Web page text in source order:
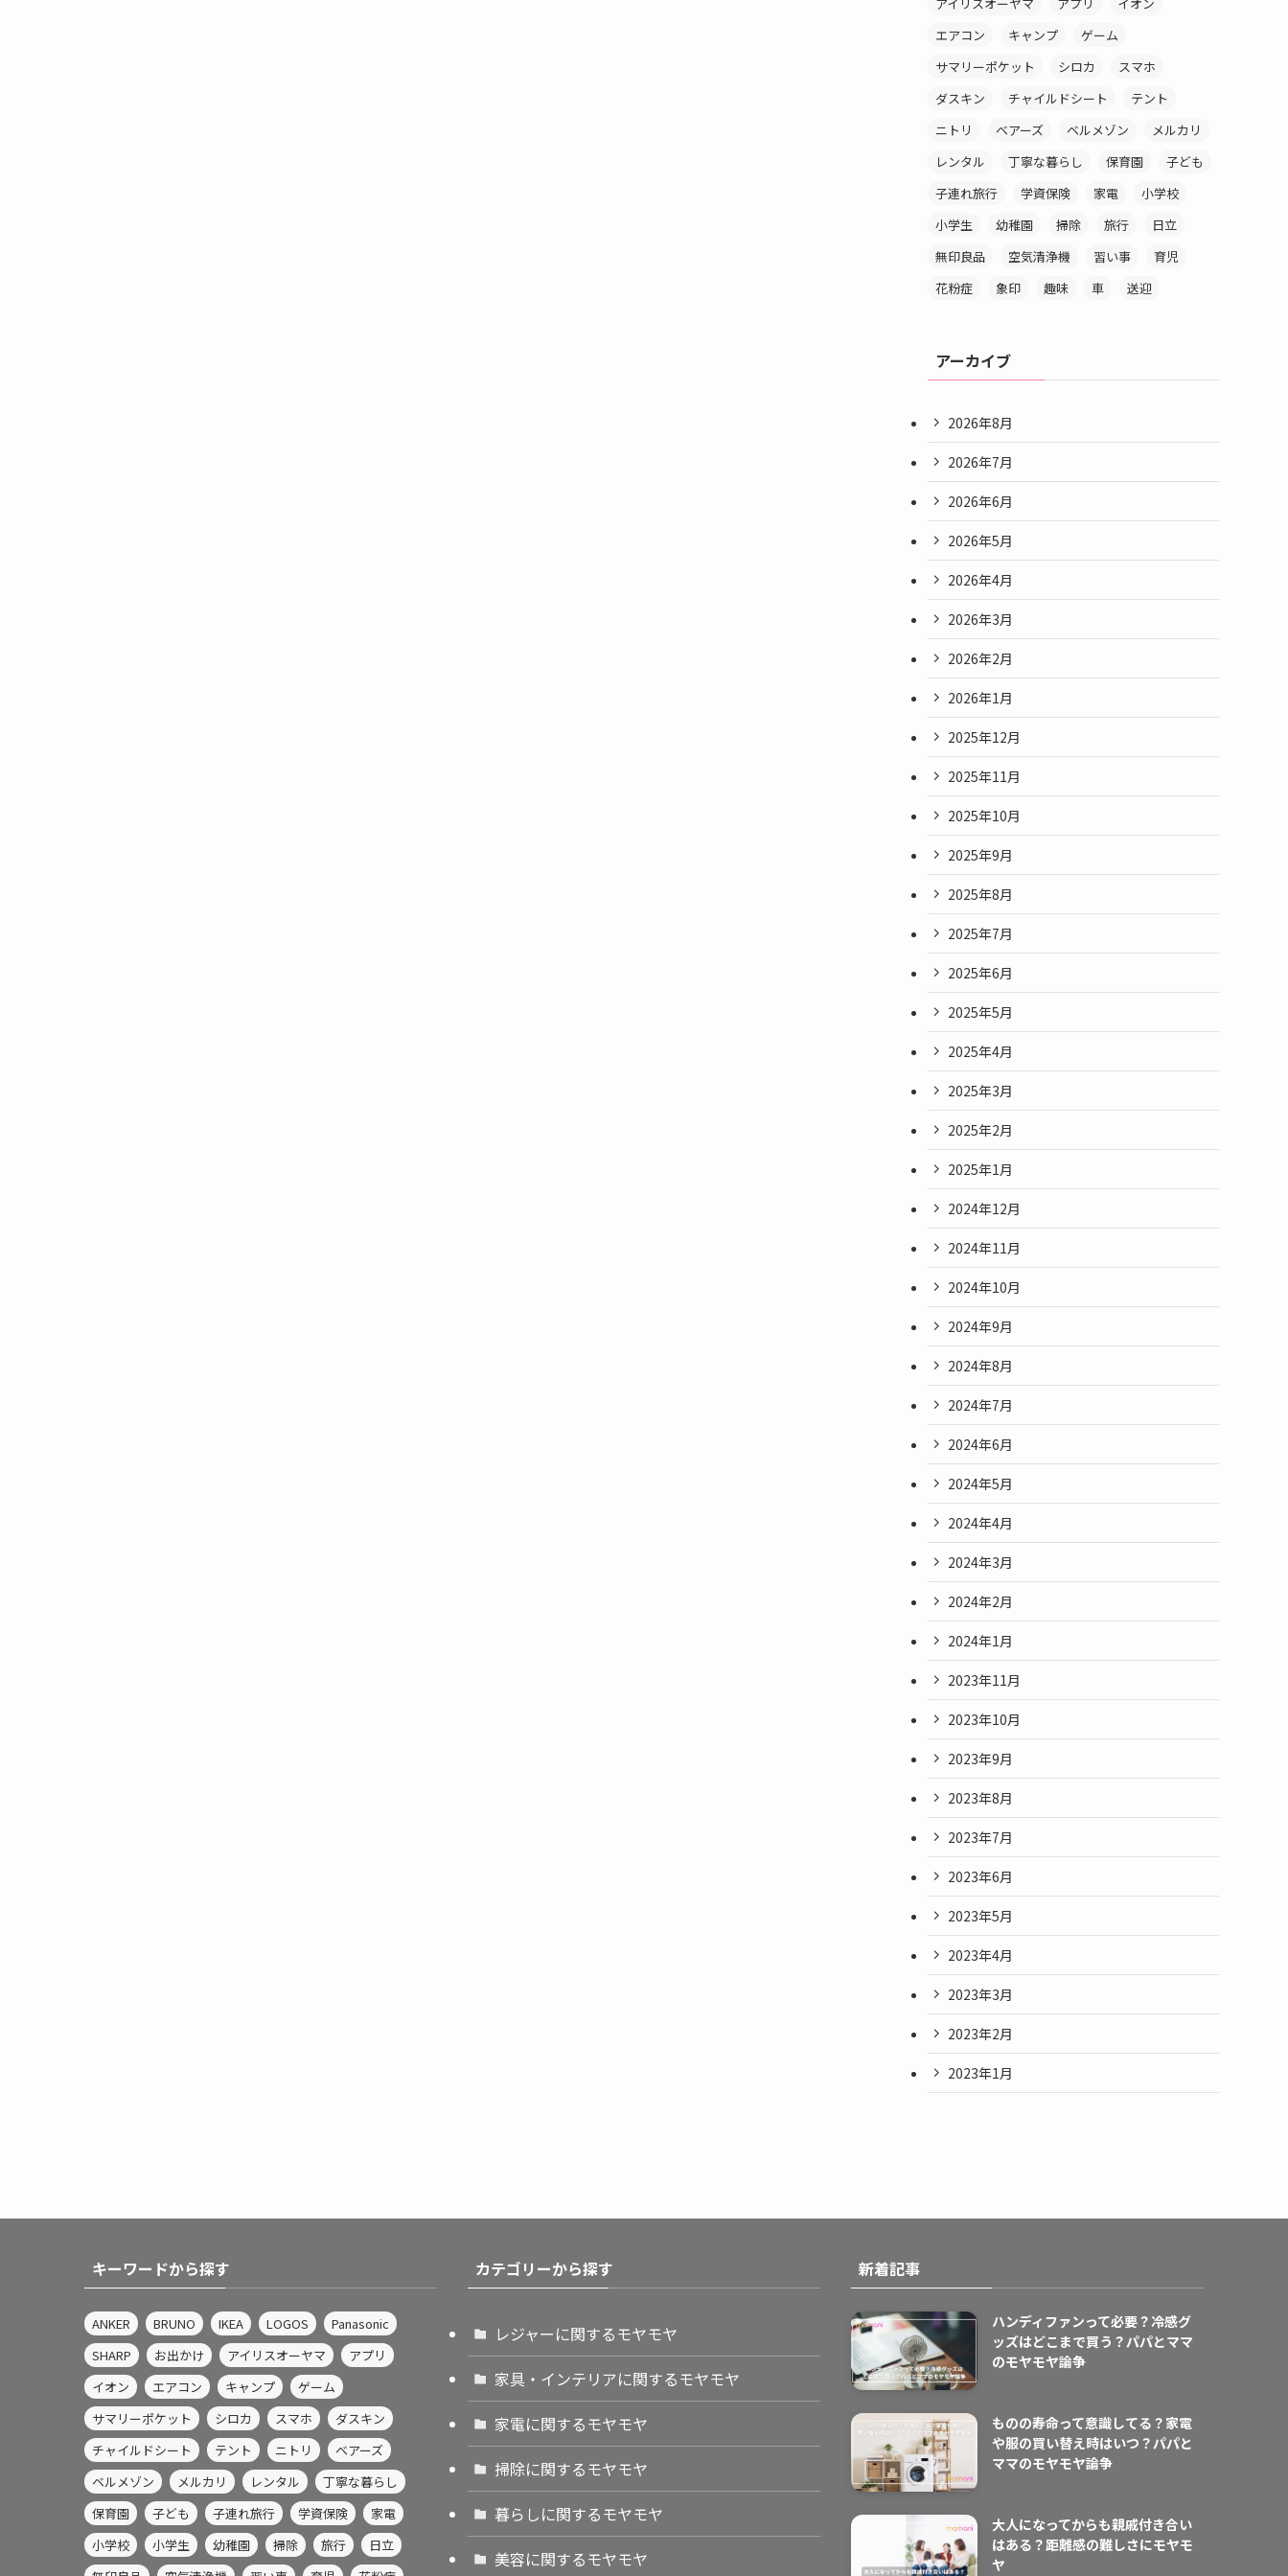
エアコン
キャンプ
ゲーム
サマリーポケット
シロカ
スマホ
ダスキン
チャイルドシート
テント
ニトリ
ベアーズ ベルメゾン
メルカリ
レンタル
丁寧な暮らし 保育園
子ども
子連れ旅行
学資保険 家電
小学校
小学生
幼稚園 掃除 旅行
日立
無印良品
空気清浄機 習い事
育児
花粉症
象印 趣味 車 送迎
アーカイブ
2026年8月
2026年7月
2026年6月
2026年5月
2026年4月
2026年3月
2026年2月
2026年1月
2025年12月
2025年11月
2025年10月
2025年9月
2025年8月
2025年7月
2025年6月
2025年5月
2025年4月
2025年3月
2025年2月
2025年1月
2024年12月
2024年11月
2024年10月
2024年9月
2024年8月
2024年7月
2024年6月
2024年5月
2024年4月
2024年3月
2024年2月
2024年1月
2023年11月
2023年10月
2023年9月
2023年8月
2023年7月
2023年6月
2023年5月
2023年4月
2023年3月
2023年2月
2023年1月
キーワードから探す
ANKER BRUNO IKEA LOGOS
Panasonic
SHARP
お出かけ アイリスオーヤマ
アプリ
イオン
エアコン キャンプ
ゲーム
サマリーポケット
シロカ スマホ
ダスキン
チャイルドシート
テント ニトリ
ベアーズ
ベルメゾン
メルカリ レンタル
丁寧な暮らし
保育園
子ども 子連れ旅行 学資保険
家電
小学校
小学生 幼稚園 掃除 旅行
日立
カテゴリーから探す
レジャーに関するモヤモヤ
家具・インテリアに関するモヤモヤ
家電に関するモヤモヤ
掃除に関するモヤモヤ
暮らしに関するモヤモヤ
美容に関するモヤモヤ
新着記事
ハンディファンって必要？冷感グ
ッズはどこまで買う？パパとママ
のモヤモヤ論争
ものの寿命って意識してる？家電
や服の買い替え時はいつ？パパと
ママのモヤモヤ論争
大人になってからも親戚付き合い
はある？距離感の難しさにモヤモ
ヤ